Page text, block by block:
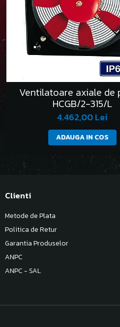
Ventilatoare axiale de
HCGB/2-315/L
4.462,00 Lei
ADAUGA IN COS
Clienti
Metode de Plata
Politica de Retur
Garantia Produselor
ANPC
ANPC - SAL